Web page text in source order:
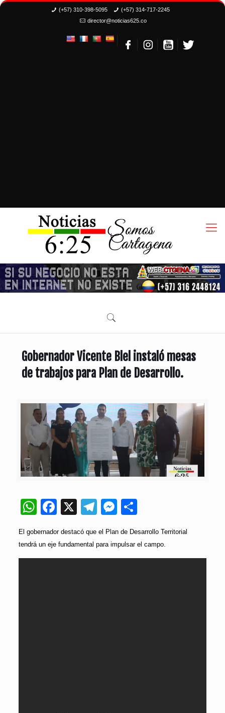
(+57) 310-398-5095
(+57) 314-717-2245
director@noticias625.co
Gobernador Vicente Blel instaló mesas
de trabajos para Plan de Desarrollo.
WhatsApp
Facebook
X Telegram
Messenger
El gobernador destacó que el Plan de Desarrollo Territorial
tendrá un eje fundamental para impulsar el campo.